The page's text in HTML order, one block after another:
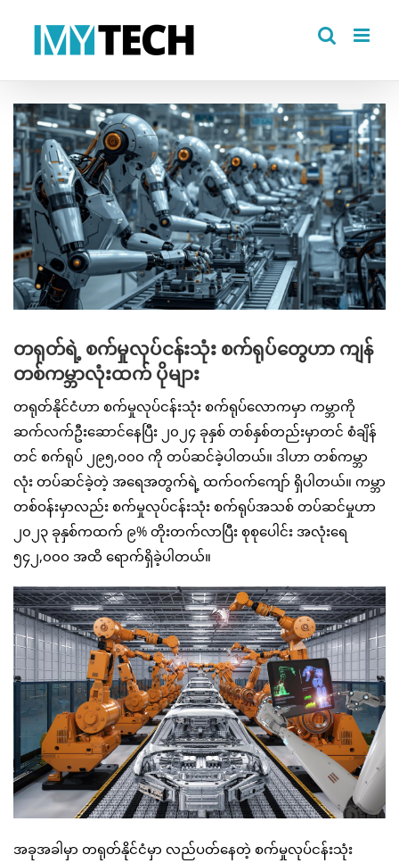
View
Larger
Image
တရုတ်ရဲ့ စက်မှုလုပ်ငန်းသုံး စက်ရုပ်တွေဟာ ကျန်
တစ်ကမ္ဘာလုံးထက် ပိုများ
တရုတ်နိုင်ငံဟာ စက်မှုလုပ်ငန်းသုံး စက်ရုပ်လောကမှာ ကမ္ဘာကို
ဆက်လက်ဦးဆောင်နေပြီး ၂၀၂၄ ခုနှစ် တစ်နှစ်တည်းမှာတင် စံချိန်
တင် စက်ရုပ် ၂၉၅,၀၀၀ ကို တပ်ဆင်ခဲ့ပါတယ်။ ဒါဟာ တစ်ကမ္ဘာ
လုံး တပ်ဆင်ခဲ့တဲ့ အရေအတွက်ရဲ့ ထက်ဝက်ကျော် ရှိပါတယ်။ ကမ္ဘာ
တစ်ဝန်းမှာလည်း စက်မှုလုပ်ငန်းသုံး စက်ရုပ်အသစ် တပ်ဆင်မှုဟာ
၂၀၂၃ ခုနှစ်ကထက် ၉% တိုးတက်လာပြီး စုစုပေါင်း အလုံးရေ
၅၄၂,၀၀၀ အထိ ရောက်ရှိခဲ့ပါတယ်။
အခုအခါမှာ တရုတ်နိုင်ငံမှာ လည်ပတ်နေတဲ့ စက်မှုလုပ်ငန်းသုံး